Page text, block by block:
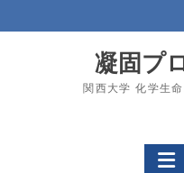
to
凝固プ
関西大学 化学生